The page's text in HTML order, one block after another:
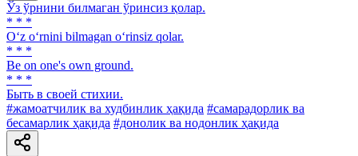
Ўз ўрнини билмаган ўринсиз қолар.
* * *
O‘z o‘rnini bilmagan o‘rinsiz qolar.
* * *
Be on one's own ground.
* * *
Быть в своей стихии.
#жамоатчилик ва худбинлик ҳақида #самарадорлик ва
бесамарлик ҳақида #донолик ва нодонлик ҳақида